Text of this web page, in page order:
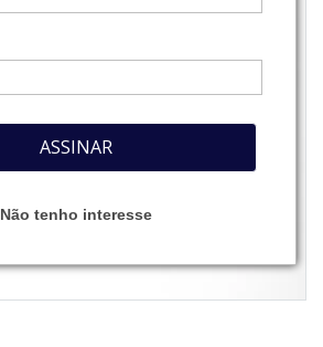
ASSINAR
Não tenho interesse